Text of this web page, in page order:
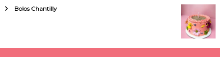
s
Bolos Chantilly